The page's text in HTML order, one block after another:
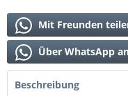
Mit Freunden
Über WhatsApp
Beschreibung